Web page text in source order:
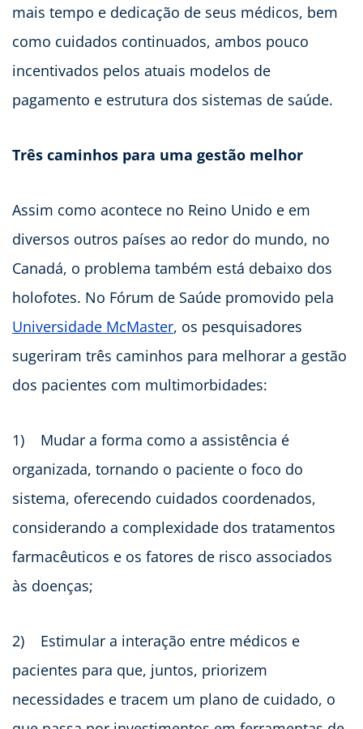
mais tempo e dedicação de seus médicos, bem
como cuidados continuados, ambos pouco
incentivados pelos atuais modelos de
pagamento e estrutura dos sistemas de saúde.
Três caminhos para uma gestão melhor
Assim como acontece no Reino Unido e em
diversos outros países ao redor do mundo, no
Canadá, o problema também está debaixo dos
holofotes. No Fórum de Saúde promovido pela
Universidade McMaster, os pesquisadores
sugeriram três caminhos para melhorar a gestão
dos pacientes com multimorbidades:
1)
Mudar a forma como a assistência é
organizada, tornando o paciente o foco do
sistema, oferecendo cuidados coordenados,
considerando a complexidade dos tratamentos
farmacêuticos e os fatores de risco associados
às doenças;
2)
Estimular a interação entre médicos e
pacientes para que, juntos, priorizem
necessidades e tracem um plano de cuidado, o